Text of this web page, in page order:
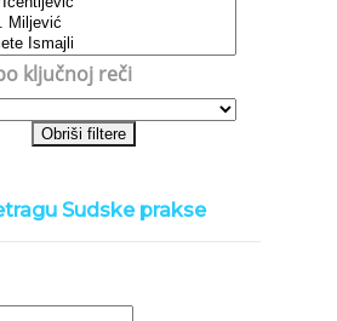
ključnoj reči
Sudske prakse